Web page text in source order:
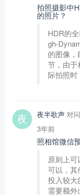
拍照摄影中
的照片？
HDR的
gh-
的图像
节，由于
际拍照时
夜半歌声 对
3年前
照相馆微信
原则上
可以，其
投入较大
需要额